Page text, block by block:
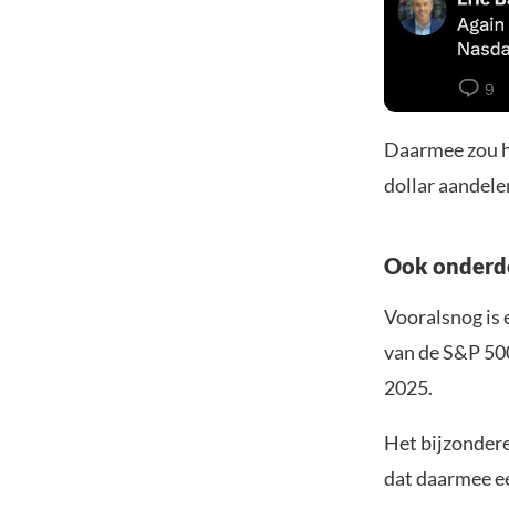
Daarmee zou
dollar
Ook
Vooralsnog is
van de S&P
2025.
Het
dat daarmee